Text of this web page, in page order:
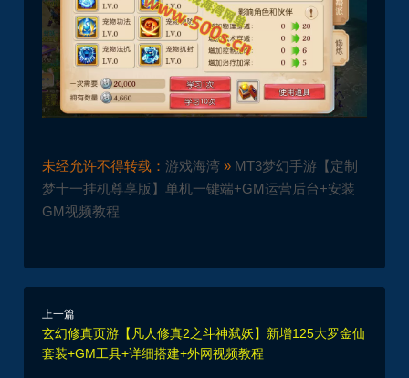
未经允许不得转载：游戏海湾 » MT3梦幻手游【定制
梦十一挂机尊享版】单机一键端+GM运营后台+安装
GM视频教程
上一篇
玄幻修真页游【凡人修真2之斗神弑妖】新增125大罗金仙
套装+GM工具+详细搭建+外网视频教程